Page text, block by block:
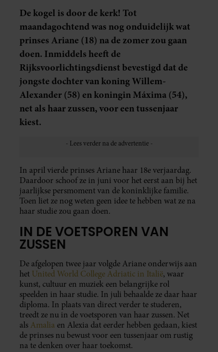
De kogel is door de kerk! Tot
maandagochtend was nog onduidelijk wat
prinses Ariane (18) na de zomer zou gaan
doen. Inmiddels heeft de
Rijksvoorlichtingsdienst bevestigd dat de
jongste dochter van koning Willem-
Alexander (58) en koningin Máxima (54),
net als haar zussen, voor een tussenjaar
kiest.
In april vierde prinses Ariane haar 18e verjaardag.
Daardoor schoof ze in juni voor het eerst aan bij het
jaarlijkse persmoment van de koninklijke familie.
Toen liet ze nog weten geen idee te hebben wat ze na
haar studie zou gaan doen.
IN DE VOETSPOREN VAN
ZUSSEN
De afgelopen twee jaar volgde Ariane onderwijs aan
het United World College Adriatic in Italië, waar
kunst, cultuur en muziek een belangrijke rol
speelden in haar studie. In juli behaalde ze daar haar
diploma. In plaats van direct verder te studeren,
treedt ze nu in de voetsporen van haar zussen. Net
als Amalia en Alexia dat eerder hebben gedaan, kiest
de prinses nu bewust voor een tussenjaar om rustig
na te denken over haar toekomst.